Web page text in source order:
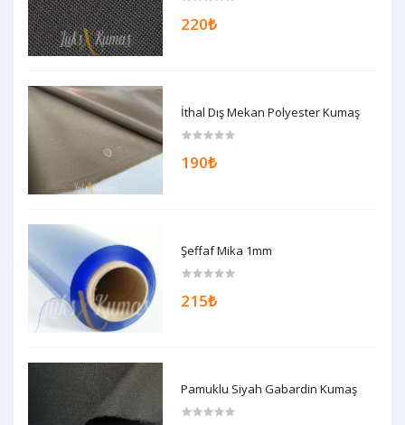
220₺
İthal Dış Mekan Polyester Kumaş
190₺
Şeffaf Mika 1mm
215₺
Pamuklu Siyah Gabardin Kumaş